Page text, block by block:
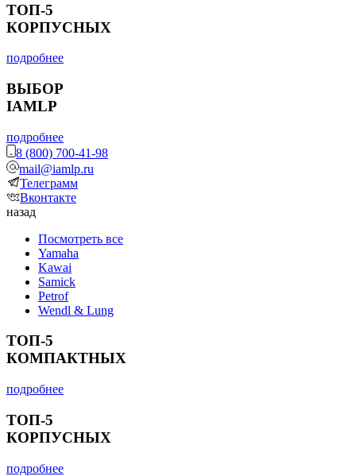
ТОП-5
КОРПУСНЫХ
подробнее
ВЫБОР
IAMLP
подробнее
8 (800) 700-41-98
mail@iamlp.ru
Телеграмм
Вконтакте
назад
Посмотреть все
Yamaha
Kawai
Samick
Petrof
Wendl & Lung
ТОП-5
КОМПАКТНЫХ
подробнее
ТОП-5
КОРПУСНЫХ
подробнее